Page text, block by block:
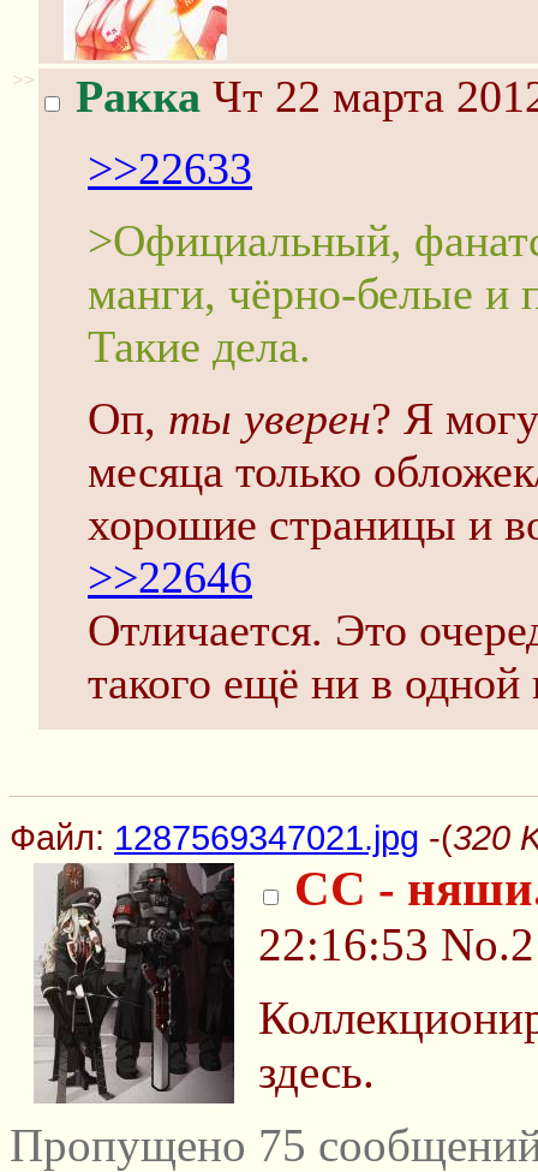
>> Ракка Чт 22 марта
>>22633
>Официальный,
манги, чёрно-белые и
Такие дела.
Оп, ты уверен? Я
месяца только
хорошие страницы и
>>22646
Отличается. Это
такого ещё ни в
Файл: 1287569347021.jpg -(320
СС -
22:16:53
здесь.
Пропущено 75